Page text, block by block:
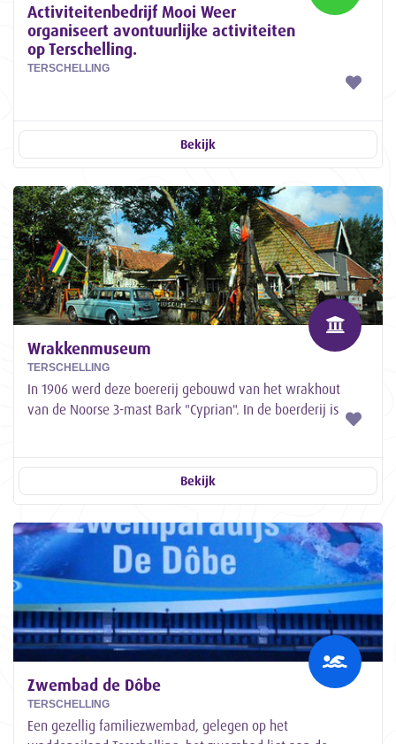
Activiteitenbedrijf Mooi Weer
organiseert avontuurlijke activiteiten
op Terschelling.
TERSCHELLING
Bekijk
Wrakkenmuseum
TERSCHELLING
In 1906 werd deze boererij gebouwd van het wrakhout
van de Noorse 3-mast Bark "Cyprian". In de boerderij is
Bekijk
Zwembad de Dôbe
TERSCHELLING
​Een gezellig familiezwembad, gelegen op het